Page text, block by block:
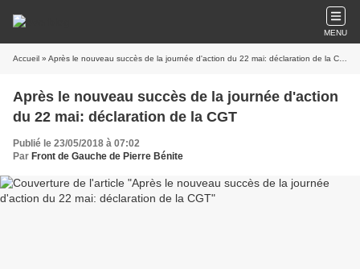
MENU
Accueil » Après le nouveau succès de la journée d'action du 22 mai: déclaration de la CGT
Après le nouveau succès de la journée d'action
du 22 mai: déclaration de la CGT
Publié le 23/05/2018 à 07:02
Par Front de Gauche de Pierre Bénite